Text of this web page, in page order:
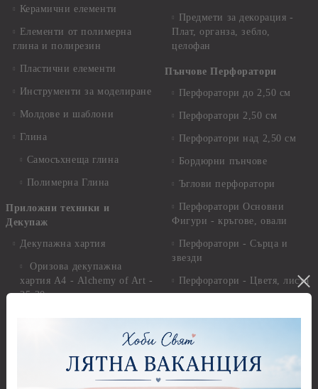
Керамични елементи
Елементи от полимерна
глина и полирезин
Пластични елементи
Инструменти за моделиране
Молдове и шаблони
Глина
Самосъхнеща глина
Полимерна Глина
Приложни техники и
Декупаж
Декупажна хартия
Оризова декупажна
хартия А4 - Alchemy of Art -
25-30 гр.
Оризова декупажна хартия
А4 - Itd. Collection - 25-30
Фина оризова декупажна
хартия Stamperia - 21 х
Предмети за декорация -
Плат, органза, зебло,
целофан
Пънчове Перфоратори
Перфоратори до 2,50 см
Перфоратори 2,50 см
Перфоратори над 2,50 см
Бордюрни пънчове
Ъглови перфоратори
Перфоратори Основни
Фигури - кръгове, овали
Перфоратори - Сърца и
звезди
Перфоратори - Цветя, листа
и клонки
Перфоратори - Детски
Перфоратори - Животни
Перфоратори - Коледни и
Зимни